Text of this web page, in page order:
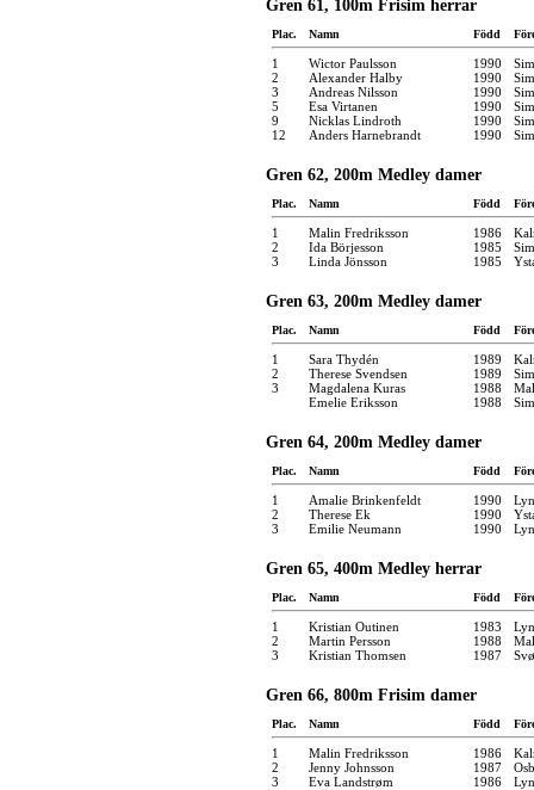
Gren 61, 100m Frisim herrar
Plac. Namn Född
1 Wictor Paulsson 1990
2
Alexander Halby 1990
3
Andreas Nilsson 1990
5
Esa Virtanen 1990
9
Nicklas Lindroth 1990
12
Anders Harnebrandt 1990
Gren 62, 200m Medley damer
Plac. Namn Född
1 Malin Fredriksson 1986
2
Ida Börjesson 1985
3
Linda Jönsson 1985
Gren 63, 200m Medley damer
Plac. Namn Född
1 Sara Thydén 1989
2
Therese Svendsen 1989
3
Magdalena Kuras 1988
Emelie Eriksson
1988
Gren 64, 200m Medley damer
Plac. Namn Född
1 Amalie Brinkenfeldt 1990
2
Therese Ek 1990
3
Emilie Neumann 1990
Gren 65, 400m Medley herrar
Plac. Namn Född
1 Kristian Outinen 1983
2
Martin Persson 1988
3
Kristian Thomsen 1987
Gren 66, 800m Frisim damer
Plac. Namn Född
1 Malin Fredriksson 1986
2
Jenny Johnsson 1987
3
Eva Landstrøm 1986